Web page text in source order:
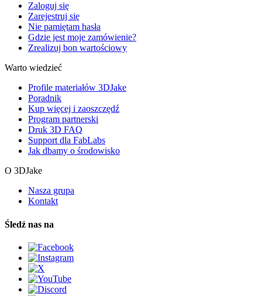
Zaloguj się
Zarejestruj się
Nie pamiętam hasła
Gdzie jest moje zamówienie?
Zrealizuj bon wartościowy
Warto wiedzieć
Profile materiałów 3DJake
Poradnik
Kup więcej i zaoszczędź
Program partnerski
Druk 3D FAQ
Support dla FabLabs
Jak dbamy o środowisko
O 3DJake
Nasza grupa
Kontakt
Śledź nas na